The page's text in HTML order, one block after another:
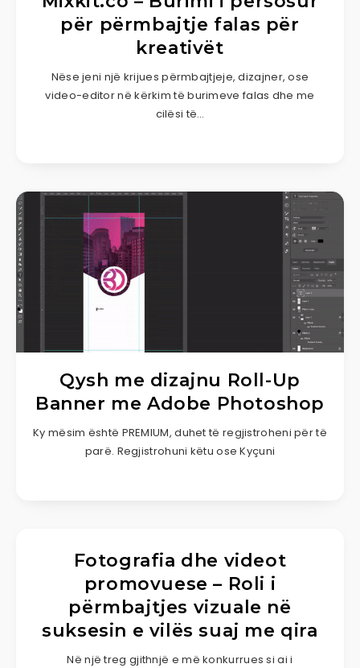
për përmbajtje falas për
kreativët
Nëse jeni një krijues përmbajtjeje, dizajner, ose
video-editor në kërkim të burimeve falas dhe me
cilësi të…
Qysh me dizajnu Roll-Up
Banner me Adobe Photoshop
Ky mësim është PREMIUM, duhet të regjistroheni për të
parë. Regjistrohuni këtu ose Kyçuni
Fotografia dhe videot
promovuese – Roli i
përmbajtjes vizuale në
suksesin e vilës suaj me qira
Në një treg gjithnjë e më konkurrues si ai i